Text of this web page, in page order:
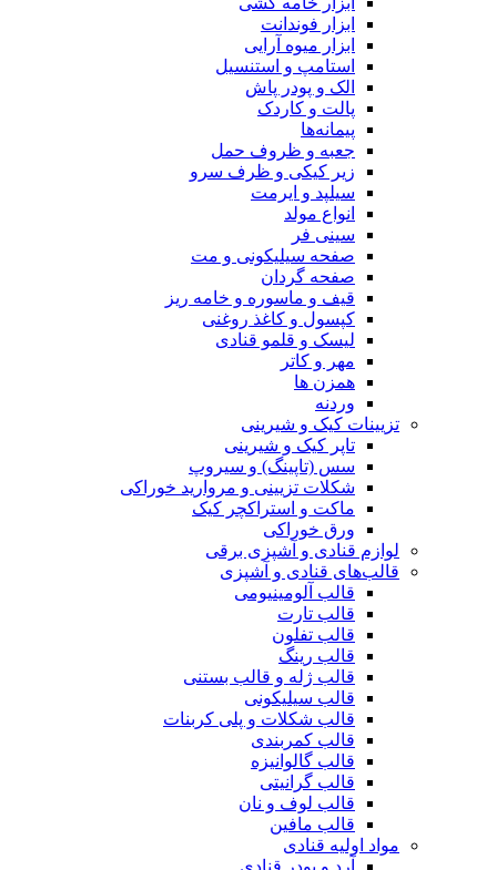
ابزار فوندانت
ابزار میوه آرایی
استامپ و استنسیل
الک و پودر پاش
پالت و کاردک
پیمانه‌ها
جعبه و ظروف حمل
زیر کیکی و ظرف سرو
سیلپد و ایرمت
انواع مولد
سینی فر
صفحه سیلیکونی و مت
صفحه گردان
قیف و ماسوره و خامه ریز
کپسول و کاغذ روغنی
لیسک و قلمو قنادی
مهر و کاتر
همزن ها
وردنه
تزیینات کیک و شیرینی
تاپر کیک و شیرینی
سس (تاپینگ) و سیروپ
شکلات تزیینی و مروارید خوراکی
ماکت و استراکچر کیک
ورق خوراکی
لوازم قنادی و آشپزی برقی
قالب‌های قنادی و آشپزی
قالب آلومینیومی
قالب تارت
قالب تفلون
قالب رینگ
قالب ژله و قالب بستنی
قالب سیلیکونی
قالب شکلات و پلی کربنات
قالب کمربندی
قالب گالوانیزه
قالب گرانیتی
قالب لوف و نان
قالب مافین
مواد اولیه قنادی
آرد و پودر قنادی